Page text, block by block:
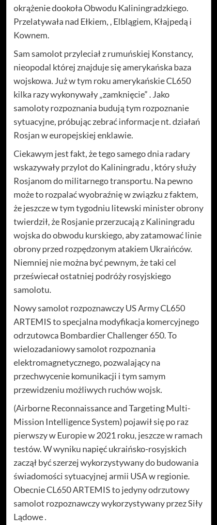
okrążenie dookoła Obwodu Kaliningradzkiego.
Przelatywała nad Ełkiem, , Elblągiem, Kłajpedą i
Kownem.
Sam samolot przyleciał z rumuńskiej Konstancy,
nieopodal której znajduje się amerykańska baza
wojskowa. Już w tym roku amerykańskie CL650
kilka razy wykonywały „zamknięcie” . Jako
samoloty rozpoznania budują tym rozpoznanie
sytuacyjne, próbując zebrać informacje nt. działań
Rosjan w europejskiej enklawie.
Ciekawym jest fakt, że tego samego dnia radary
wskazywały przylot do Kaliningradu , który służy
Rosjanom do militarnego transportu. Na pewno
może to rozpalać wyobraźnię w związku z faktem,
że jeszcze w tym tygodniu litewski minister obrony
twierdził, że Rosjanie przerzucają z Kaliningradu
wojska do obwodu kurskiego, aby zatamować linie
obrony przed rozpędzonym atakiem Ukraińców.
Niemniej nie można być pewnym, że taki cel
przeświecał ostatniej podróży rosyjskiego
samolotu.
Nowy samolot rozpoznawczy US Army CL650
ARTEMIS to specjalna modyfikacja komercyjnego
odrzutowca Bombardier Challenger 650. To
wielozadaniowy samolot rozpoznania
elektromagnetycznego, pozwalający na
przechwycenie komunikacji i tym samym
przewidzeniu możliwych ruchów wojsk.
(Airborne Reconnaissance and Targeting Multi-
Mission Intelligence System) pojawił się po raz
pierwszy w Europie w 2021 roku, jeszcze w ramach
testów. W wyniku napięć ukraińsko-rosyjskich
zaczął być szerzej wykorzystywany do budowania
świadomości sytuacyjnej armii USA w regionie.
Obecnie CL650 ARTEMIS to jedyny odrzutowy
samolot rozpoznawczy wykorzystywany przez Siły
Lądowe .